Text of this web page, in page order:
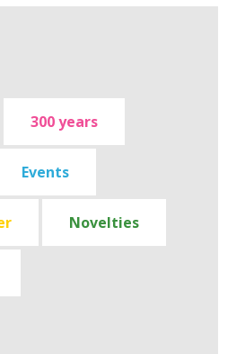
300 years
Events
Novelties